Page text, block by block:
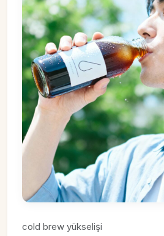
cold brew yükselişi